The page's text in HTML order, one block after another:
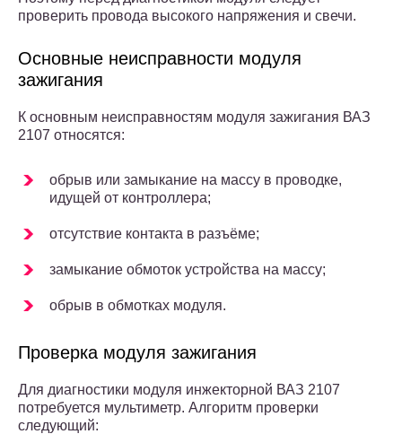
проверить провода высокого напряжения и свечи.
Основные неисправности модуля
зажигания
К основным неисправностям модуля зажигания ВАЗ
2107 относятся:
обрыв или замыкание на массу в проводке,
идущей от контроллера;
отсутствие контакта в разъёме;
замыкание обмоток устройства на массу;
обрыв в обмотках модуля.
Проверка модуля зажигания
Для диагностики модуля инжекторной ВАЗ 2107
потребуется мультиметр. Алгоритм проверки
следующий: